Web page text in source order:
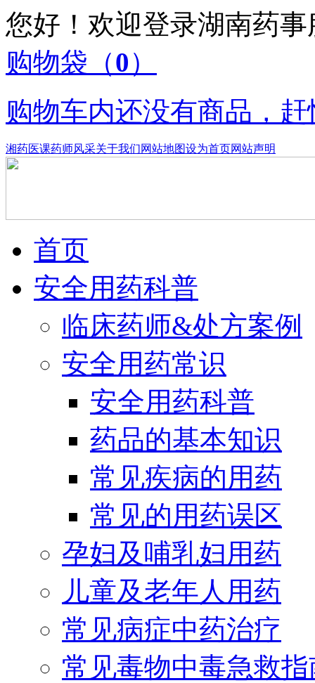
您好！欢迎登录湖南药
购物袋 （0）
购物车内还没有商品，
湘药医课药师风采关于我们网站地图设为首页网站声明
首页
安全用药科普
临床药师&处方案例
安全用药常识
安全用药科普
药品的基本知识
常见疾病的用药
常见的用药误区
孕妇及哺乳妇用药
儿童及老年人用药
常见病症中药治疗
常见毒物中毒急救指